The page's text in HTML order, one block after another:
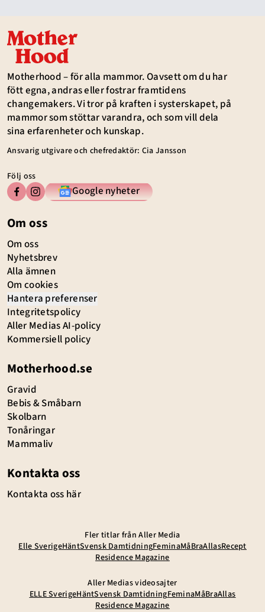
Motherhood – för alla mammor. Oavsett om du har
fött egna, andras eller fostrar framtidens
changemakers. Vi tror på kraften i systerskapet, på
mammor som stöttar varandra, och som vill dela
sina erfarenheter och kunskap.
Ansvarig utgivare och chefredaktör: Cia Jansson
Följ oss
Google nyheter
Om oss
Om oss
Nyhetsbrev
Alla ämnen
Om cookies
Hantera preferenser
Integritetspolicy
Aller Medias AI-policy
Kommersiell policy
Motherhood.se
Gravid
Bebis & Småbarn
Skolbarn
Tonåringar
Mammaliv
Kontakta oss
Kontakta oss här
Fler titlar från Aller Media
Elle SverigeHäntSvensk DamtidningFeminaMåBraAllasRecept
Residence Magazine
Aller Medias videosajter
ELLE SverigeHäntSvensk DamtidningFeminaMåBraAllas
Residence Magazine